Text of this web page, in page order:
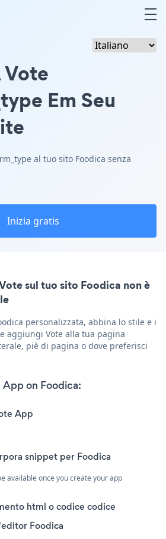
Vote
Em Seu
al tuo sito Foodica senza
Inizia gratis
sul tuo sito Foodica non è
personalizzata, abbina lo stile e i
aggiungi Vote alla tua pagina
piè di pagina o dove preferisci
App on Foodica:
App
snippet per Foodica
available once you create your app
html o codice codice
Foodica